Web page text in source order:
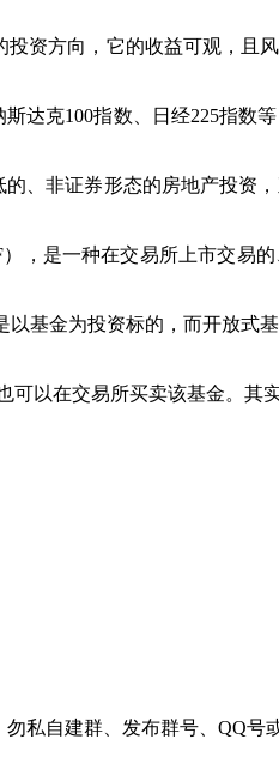
方向，它的收益可观，且
克100指数、日经225指数
、非证券形态的房地产投资
，是一种在交易所上市交易
基金为投资标的，而开放式
以在交易所买卖该基金。其
私自建群、发布群号、QQ号